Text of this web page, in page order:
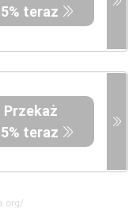
teraz
Przekaż
teraz